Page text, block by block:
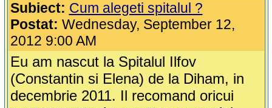
Subiect: Cum alegeti spitalul ?
Postat: Wednesday, September 12,
2012 9:00 AM
Eu am nascut la Spitalul Ilfov
(Constantin si Elena) de la Diham, in
decembrie 2011. Il recomand oricui